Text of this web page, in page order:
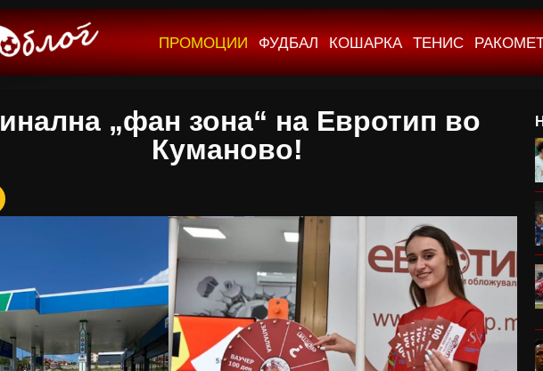
ПРОМОЦИИ ФУДБАЛ КОШАРКА ТЕНИС
„фан зона“ на Евротип во
Куманово!